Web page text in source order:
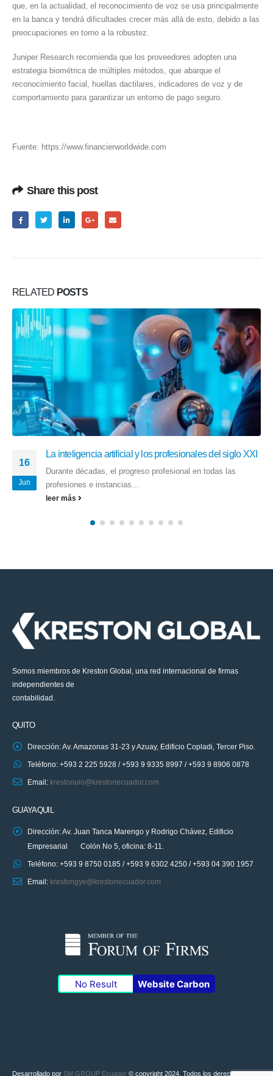
que, en la actualidad, el reconocimiento de voz se usa principalmente
en la banca y tendrá dificultades crecer más allá de esto, debido a las
preocupaciones en torno a la robustez.
Juniper Research recomienda que los proveedores adopten una
estrategia biométrica de múltiples métodos, que abarque el
reconocimiento facial, huellas dactilares, indicadores de voz y de
comportamiento para garantizar un entorno de pago seguro.
Fuente: https://www.financierworldwide.com
Share this post
RELATED POSTS
28
Abr
La inteligencia artificial y productividad
A medida que las nuevas innovaciones impulsan la
inteligencia artificial (IA)...
leer más
Somos miembros de Kreston Global, una red internacional de firmas
independientes de
contabilidad.
QUITO
Dirección: Av. Amazonas 31-23 y Azuay, Edificio Copladi, Tercer Piso.
Teléfono: +593 2 225 5928 / +593 9 9335 8997 / +593 9 8906 0878
Email: krestonuio@krestonecuador.com
GUAYAQUIL
Dirección: Av. Juan Tanca Marengo y Rodrigo Chávez, Edificio
Empresarial Colón No 5, oficina: 8-11.
Teléfono: +593 9 8750 0185 / +593 9 6302 4250 / +593 04 390 1957
Email: krestongye@krestonecuador.com
No Result Website Carbon
Desarrollado por SM GROUP Ecuador © copyright 2024. Todos los derechos